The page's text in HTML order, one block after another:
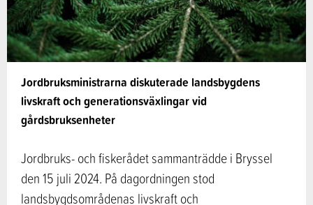
Jordbruksministrarna diskuterade landsbygdens
livskraft och generationsväxlingar vid
gårdsbruksenheter
Jordbruks- och fiskerådet sammanträdde i Bryssel
den 15 juli 2024. På dagordningen stod
landsbygdsområdenas livskraft och